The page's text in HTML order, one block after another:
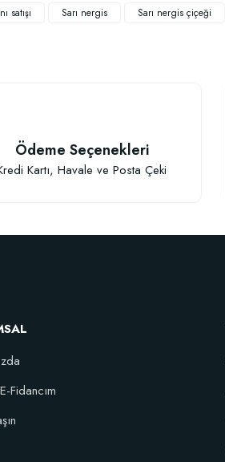
Karışımı Toprak 45 Litre
satışı Sarı nergis Sarı nergis çiçeği
Ödeme Seçenekleri
Kartı, Havale ve Posta Çeki
Fidancım